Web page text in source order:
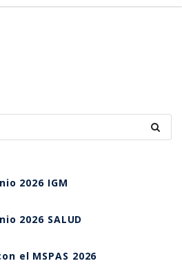
2026 IGM
2026 SALUD
el MSPAS 2026